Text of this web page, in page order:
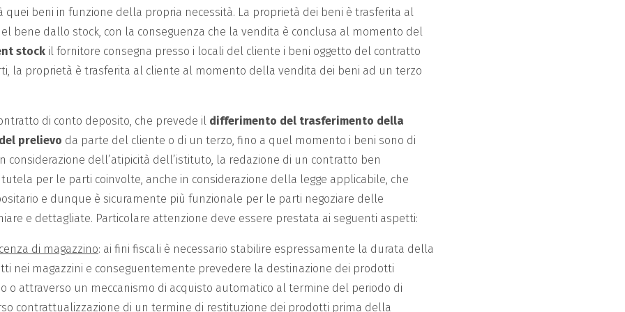
quei beni in funzione della propria necessità. La proprietà dei beni è trasferita al
bene dallo stock, con la conseguenza che la vendita è conclusa al momento del
stock il fornitore consegna presso i locali del cliente i beni oggetto del contratto
la proprietà è trasferita al cliente al momento della vendita dei beni ad un terzo
di conto deposito, che prevede il differimento del trasferimento della
prelievo da parte del cliente o di un terzo, fino a quel momento i beni sono di
considerazione dell’atipicità dell’istituto, la redazione di un contratto ben
per le parti coinvolte, anche in considerazione della legge applicabile, che
e dunque è sicuramente più funzionale per le parti negoziare delle
e dettagliate. Particolare attenzione deve essere prestata ai seguenti aspetti:
di magazzino: ai fini fiscali è necessario stabilire espressamente la durata della
nei magazzini e conseguentemente prevedere la destinazione dei prodotti
o attraverso un meccanismo di acquisto automatico al termine del periodo di
contrattualizzazione di un termine di restituzione dei prodotti prima della